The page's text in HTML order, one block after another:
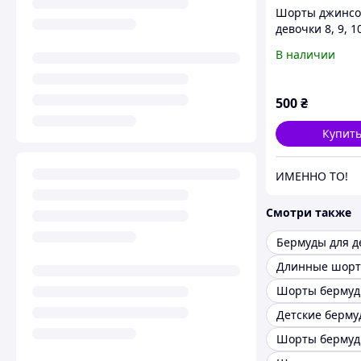
Шорты
девочки 8, 9,
В наличии
500₴
ИМЕННО ТО!
Смотри также
Бермуды для
Детские